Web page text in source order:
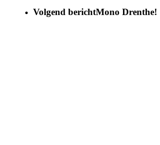
Volgend berichtMono Drenthe!